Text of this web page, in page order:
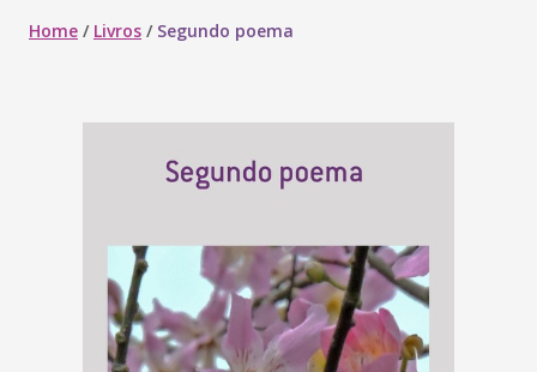
Home / Livros / Segundo poema